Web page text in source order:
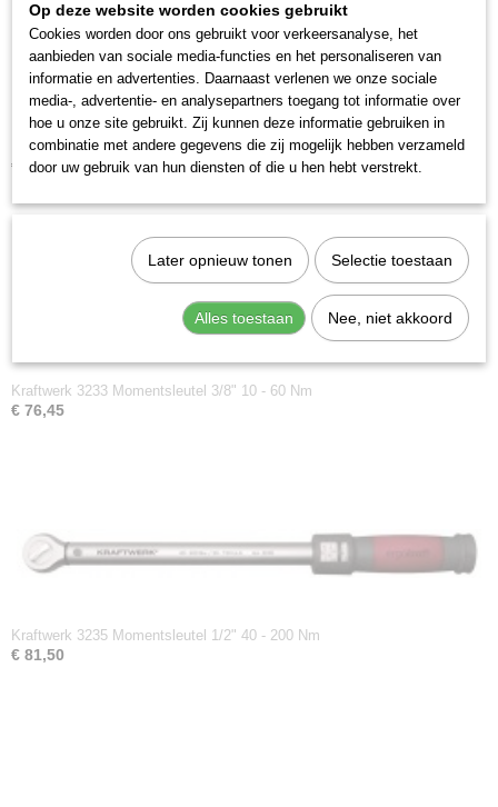
EAN code
7612206116770
Productcode leverancier
2045E
Kraftwerk 3232 Momentsleutel 1/4" 4 - 20 Nm
€ 77,74
Kraftwerk 3233 Momentsleutel 3/8" 10 - 60 Nm
€ 76,45
Kraftwerk 3235 Momentsleutel 1/2" 40 - 200 Nm
€ 81,50
Op deze website worden cookies gebruikt
Cookies worden door ons gebruikt voor verkeersanalyse, het
aanbieden van sociale media-functies en het personaliseren van
informatie en advertenties. Daarnaast verlenen we onze sociale
media-, advertentie- en analysepartners toegang tot informatie over
hoe u onze site gebruikt. Zij kunnen deze informatie gebruiken in
combinatie met andere gegevens die zij mogelijk hebben verzameld
door uw gebruik van hun diensten of die u hen hebt verstrekt.
Later opnieuw tonen Selectie toestaan
Alles toestaan Nee, niet akkoord